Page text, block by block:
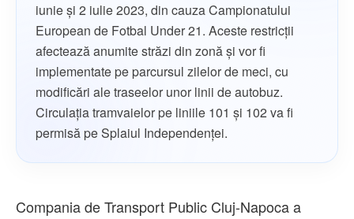
iunie și 2 iulie 2023, din cauza Campionatului
European de Fotbal Under 21. Aceste restricții
afectează anumite străzi din zonă și vor fi
implementate pe parcursul zilelor de meci, cu
modificări ale traseelor unor linii de autobuz.
Circulația tramvaielor pe liniile 101 și 102 va fi
permisă pe Splaiul Independenței.
Compania de Transport Public Cluj-Napoca a